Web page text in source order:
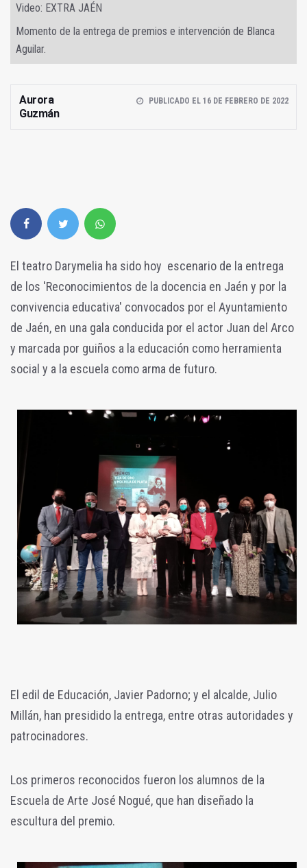
Video: EXTRA JAÉN
Momento de la entrega de premios e intervención de Blanca
Aguilar.
Aurora
Guzmán
PUBLICADO EL 16 DE FEBRERO DE 2022
El teatro Darymelia ha sido hoy escenario de la entrega
de los 'Reconocimientos de la docencia en Jaén y por la
convivencia educativa' convocados por el Ayuntamiento
de Jaén, en una gala conducida por el actor Juan del Arco
y marcada por guiños a la educación como herramienta
social y a la escuela como arma de futuro.
El edil de Educación, Javier Padorno; y el alcalde, Julio
Millán, han presidido la entrega, entre otras autoridades y
patrocinadores.
Los primeros reconocidos fueron los alumnos de la
Escuela de Arte José Nogué, que han diseñado la
escultura del premio.